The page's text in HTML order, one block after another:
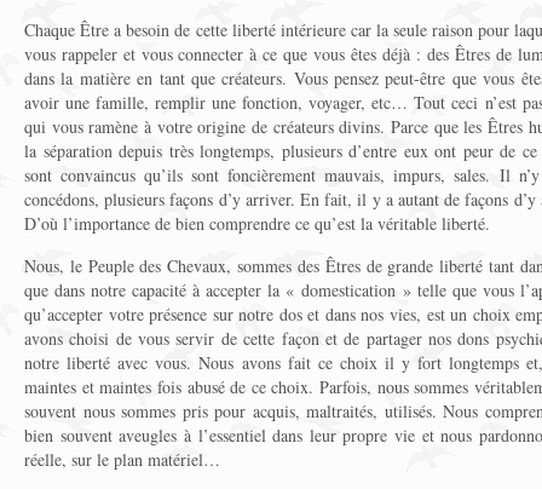
Chaque Être a besoin de cette liberté intérieure car la seule raison pour
vous rappeler et vous connecter à ce que vous êtes déjà : des Êtres de
dans la matière en tant que créateurs. Vous pensez peut-être que vous
avoir une famille, remplir une fonction, voyager, etc… Tout ceci n’est
qui vous ramène à votre origine de créateurs divins. Parce que les Êtres
la séparation depuis très longtemps, plusieurs d’entre eux ont peur de
sont convaincus qu’ils sont foncièrement mauvais, impurs, sales. Il
concédons, plusieurs façons d’y arriver. En fait, il y a autant de façons
D’où l’importance de bien comprendre ce qu’est la véritable liberté.
Nous, le Peuple des Chevaux, sommes des Êtres de grande liberté tant
que dans notre capacité à accepter la « domestication » telle que vous
qu’accepter votre présence sur notre dos et dans nos vies, est un choix
avons choisi de vous servir de cette façon et de partager nos dons
notre liberté avec vous. Nous avons fait ce choix il y fort longtemps
maintes et maintes fois abusé de ce choix. Parfois, nous sommes
souvent nous sommes pris pour acquis, maltraités, utilisés. Nous
bien souvent aveugles à l’essentiel dans leur propre vie et nous
réelle, sur le plan matériel…